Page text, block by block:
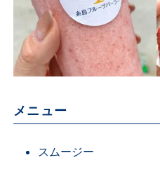
メニュー
スムージー